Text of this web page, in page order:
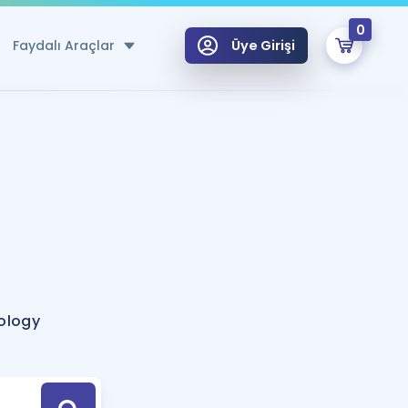
Faydalı Araçlar
Hesaplama Aracı
için Öneriler
Tek Takvimde
Üye Girişi
0
Hoca ile seni sınava hazırlayacak onlarca eğitim seni bekliyor!